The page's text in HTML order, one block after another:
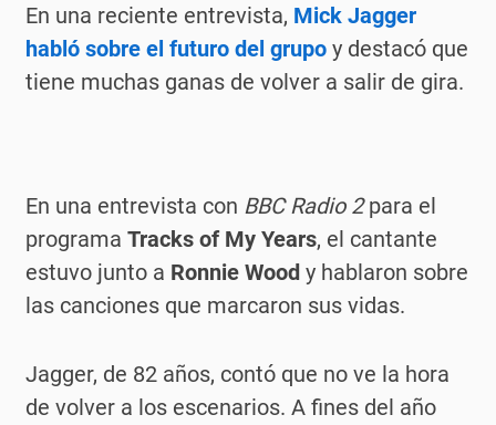
En una reciente entrevista, Mick Jagger
habló sobre el futuro del grupo y destacó que
tiene muchas ganas de volver a salir de gira.
En una entrevista con BBC Radio 2para el
programa Tracks of My Years, el cantante
estuvo junto a Ronnie Wood y hablaron sobre
las canciones que marcaron sus vidas.
Jagger, de 82 años, contó que no ve la hora
de volver a los escenarios. A fines del año